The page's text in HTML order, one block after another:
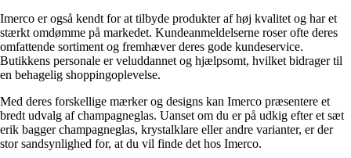
Imerco er også kendt for at tilbyde produkter af høj kvalitet og har et
stærkt omdømme på markedet. Kundeanmeldelserne roser ofte deres
omfattende sortiment og fremhæver deres gode kundeservice.
Butikkens personale er veluddannet og hjælpsomt, hvilket bidrager til
en behagelig shoppingoplevelse.
Med deres forskellige mærker og designs kan Imerco præsentere et
bredt udvalg af champagneglas. Uanset om du er på udkig efter et sæt
erik bagger champagneglas, krystalklare eller andre varianter, er der
stor sandsynlighed for, at du vil finde det hos Imerco.